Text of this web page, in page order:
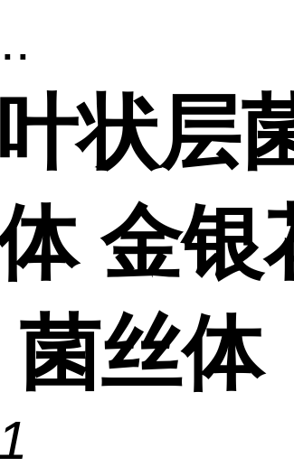
状层
金银
丝体